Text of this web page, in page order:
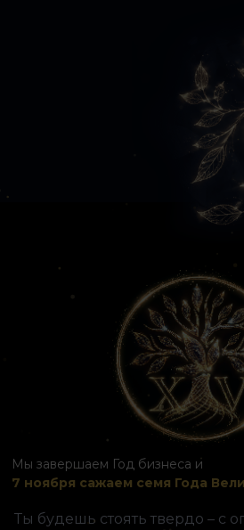
Мы завершаем Год бизнеса и
7 ноября сажаем семя Года
Ты будешь стоять твердо – с